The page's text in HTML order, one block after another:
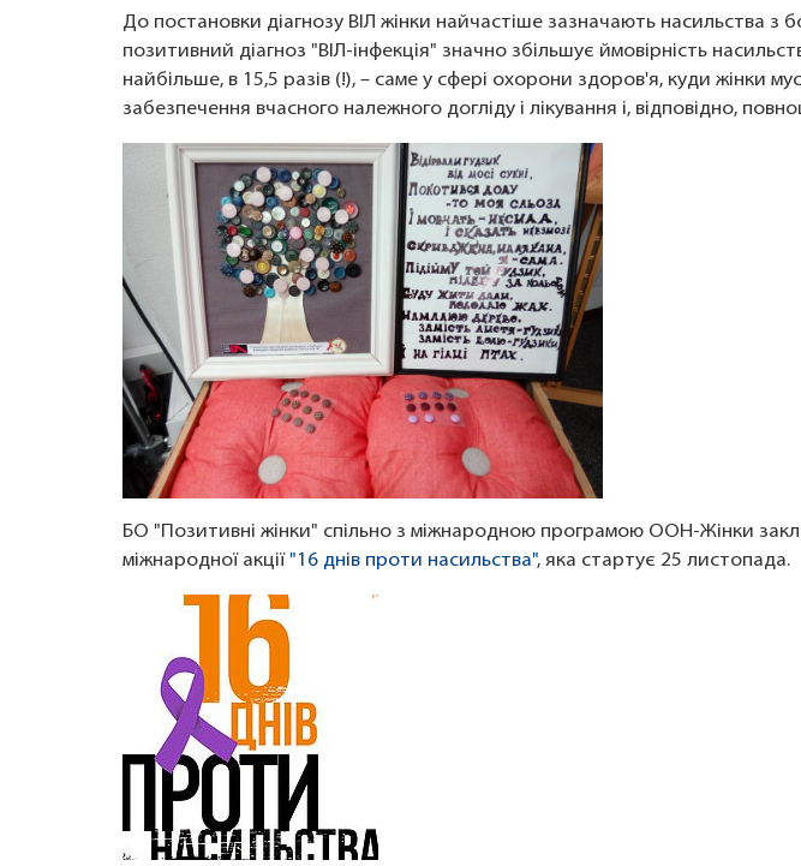
До постановки діагнозу ВІЛ жінки найчастіше зазначають насильства з
позитивний діагноз "ВІЛ-інфекція" значно збільшує ймовірність
найбільше, в 15,5 разів (!), – саме у сфері охорони здоров'я, куди жінки
забезпечення вчасного належного догліду і лікування і, відповідно,
БО "Позитивні жінки" спільно з міжнародною програмою ООН-Жінки
міжнародної акції "16 днів проти насильства", яка стартує 25 листопада.